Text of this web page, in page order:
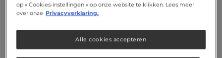
op « Cookies-instellingen » op onze website te klikken. Lees meer
over onze Privacyverklaring.
Alle cookies accepteren